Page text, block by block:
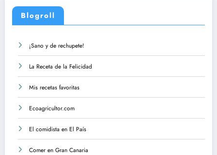
Blogroll
¡Sano y de rechupete!
La Receta de la Felicidad
Mis recetas favoritas
Ecoagricultor.com
El comidista en El País
Comer en Gran Canaria